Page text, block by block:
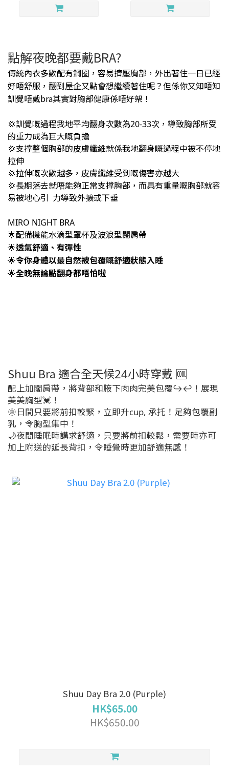
點解夜晚都要戴BRA?
傳統內衣多數配有鋼圈，容易擠壓胸部，外出著住一日已經
好唔舒服，翻到屋企又點會想繼續著住呢？但係你又知唔知
訓覺唔戴bra其實對胸部健康係唔好架！
💢訓覺嘅過程我地平均翻身次數為20-33次，導致胸部所受
的重力成為巨大嘅負擔
💢支撑整個胸部的皮膚纖維就係我地翻身嘅過程中被不停地
拉伸
💢拉伸嘅次數越多，皮膚纖維受到嘅傷害亦越大
💢長期落去就唔能夠正常支撑胸部，而具有重量嘅胸部就容
易被地心引 力導致外擴或下垂
MIRO NIGHT BRA
🌟配備機能水滴型罩杯及波浪型闊肩帶
🌟透氣舒適、有彈性
🌟令你身體以最自然被包覆嘅舒適狀態入睡
🌟全晚無論點翻身都唔怕啦
Shuu Bra 適合全天候24小時穿戴 🆒
配上加闊肩帶，將背部和腋下肉肉完美包覆↪️↩️！展現
美美胸型💓！
🌞日間只要將前扣較緊，立即升cup, 承托！足夠包覆副
乳，令胸型集中！
🌙夜間睡眠時講求舒適，只要將前扣較鬆，需要時亦可
加上附送的延長背扣，令睡覺時更加舒適無感！
Shuu Day Bra 2.0 (Purple)
HK$65.00
HK$650.00